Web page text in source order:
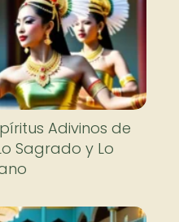
Adivinos de
Sagrado y Lo